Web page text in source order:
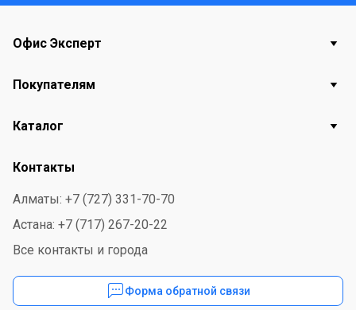
Офис Эксперт
Покупателям
Каталог
Контакты
Алматы: +7 (727) 331-70-70
Астана: +7 (717) 267-20-22
Все контакты и города
Форма обратной связи